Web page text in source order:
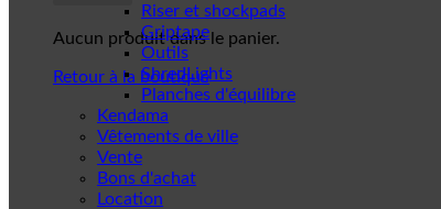
Aucun produit dans le panier.
Retour à la boutique
Riser et shockpads
Griptape
Outils
ShredLights
Planches d'équilibre
Kendama
Vêtements de ville
Vente
Bons d'achat
Location